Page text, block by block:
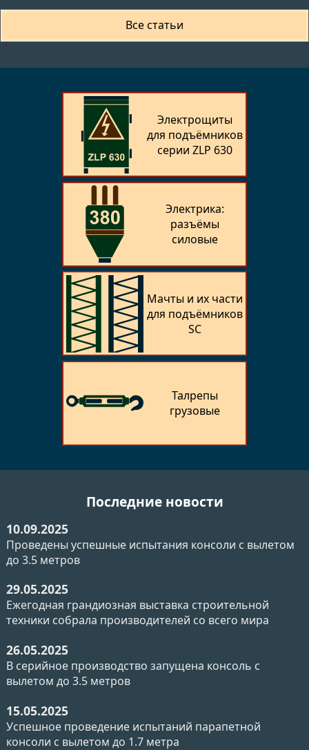
Все статьи
Электрощиты
для подъёмников
серии ZLP 630
Электрика:
разъёмы
силовые
Мачты и их части
для подъёмников
SC
Талрепы
грузовые
Последние новости
10.09.2025
Проведены успешные испытания консоли с вылетом
до 3.5 метров
29.05.2025
Ежегодная грандиозная выставка строительной
техники собрала производителей со всего мира
26.05.2025
В серийное производство запущена консоль с
вылетом до 3.5 метров
15.05.2025
Успешное проведение испытаний парапетной
консоли с вылетом до 1.7 метра